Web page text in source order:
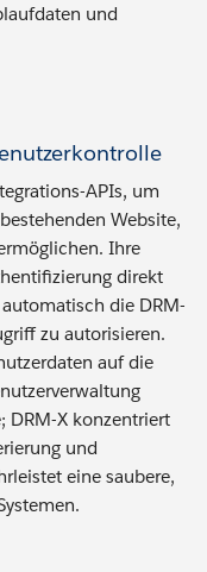
und
APIs, um
Website,
Ihre
direkt
die DRM-
zu autorisieren.
auf die
DRM-X konzentriert
und
eine saubere,